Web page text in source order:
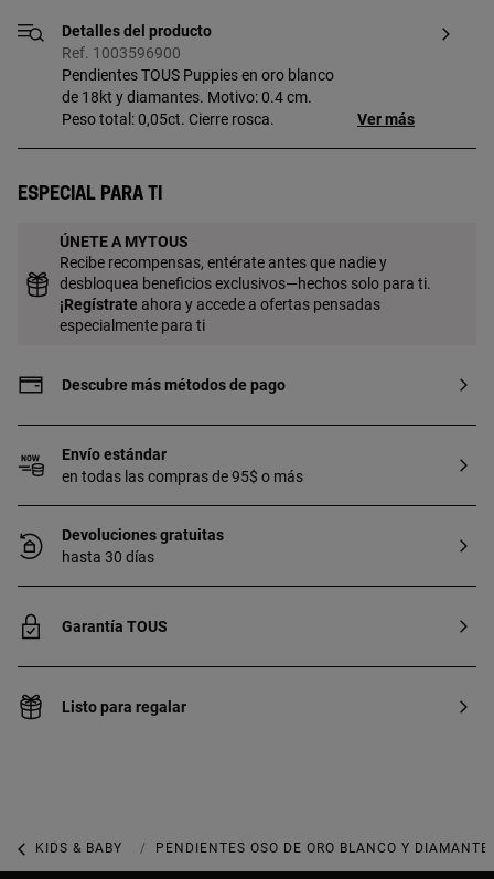
Detalles del producto
Ref. 1003596900
Pendientes TOUS Puppies en oro blanco
de 18kt y diamantes. Motivo: 0.4 cm.
Peso total: 0,05ct. Cierre rosca.
Ver más
Especial para ti
ÚNETE A MYTOUS
Recibe recompensas, entérate antes que nadie y
desbloquea beneficios exclusivos—hechos solo para ti.
¡Regístrate ahora y accede a ofertas pensadas
especialmente para ti
Descubre más métodos de pago
Envío estándar
en todas las compras de 95$ o más
Devoluciones gratuitas
hasta 30 días
Garantía TOUS
Listo para regalar
KIDS & BABY KIDS & BABY JOYERÍA
PENDIENTES OSO DE ORO BLANCO Y